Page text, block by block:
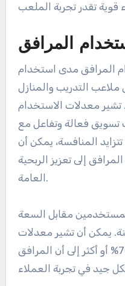
المرافق
المرافق مدى استخدام
التدريب والمنازل
تشير معدلات الاستخدام
تسويق فعالة وتفاعل مع
المنافسة، يمكن أن
إلى تعزيز الربحية
العامة.
مقابل السعة
يمكن أن تشير معدلات
الاستخدام التي تستهدف 70% أو أكثر إلى أن المرافق